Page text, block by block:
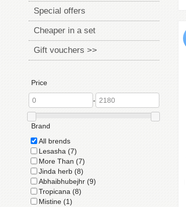
Special offers
Cheaper in a set
Gift vouchers >>
Price
-
Brand
All brends
Lesasha (7)
More Than (7)
Jinda herb (8)
Abhaibhubejhr (9)
Tropicana (8)
Mistine (1)